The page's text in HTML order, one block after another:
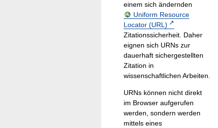
einem sich ändernden
Uniform Resource
Locator (URL)
Zitationssicherheit. Daher
eignen sich URNs zur
dauerhaft sichergestellten
Zitation in
wissenschaftlichen Arbeiten.
URNs können nicht direkt
im Browser aufgerufen
werden, sondern werden
mittels eines